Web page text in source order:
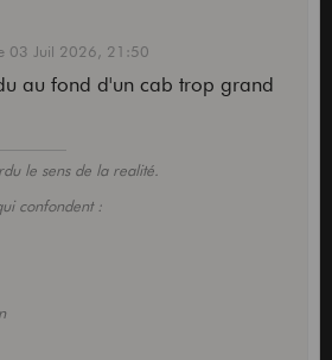
03 Juil 2026, 21:50
au fond d'un cab trop grand
le sens de la realité.
confondent :